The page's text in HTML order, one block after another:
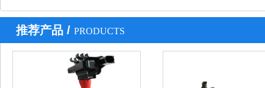
推荐产品 / PRODUCTS